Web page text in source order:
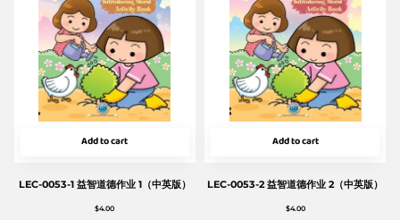
Add to cart
LEC-0053-1 益智道德作业 1（中英版）
$4.00
Add to cart
LEC-0053-2 益智道德作业 2（中英版）
$4.00